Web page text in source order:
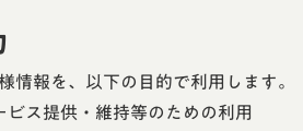
情報を、以下の目的で利用します。
ス提供・維持等のための利用